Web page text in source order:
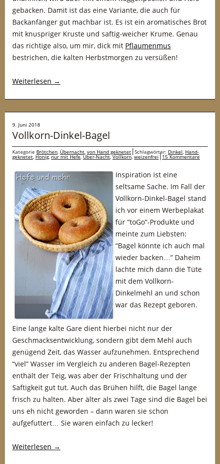
gebacken. Damit ist das eine Variante, die auch für
Backanfänger gut machbar ist. Es ist ein aromatisches Brot
mit knuspriger Kruste und saftig-weicher Krume. Genau
das richtige also, um mir, dick mit Pflaumenmus
bestrichen, die kalten Herbstmorgen zu versüßen!
Weiterlesen →
9. Juni 2018
Vollkorn-Dinkel-Bagel
Kategorie Brötchen, Übernacht, von Hand geknetet Schlagwörter: Dinkel, Hand-
geknetet, Honig,nur mit Hefe,Über-Nacht,Vollkorn,weizenfrei 15 Kommentare
Inspiration ist eine
seltsame Sache. Im Fall der
Vollkorn-Dinkel-Bagel stand
ich vor einem Werbeplakat
für “toGo”-Produkte und
meinte zum Liebsten:
“Bagel könnte ich auch mal
wieder backen…” Daheim
lachte mich dann die Tüte
mit dem Vollkorn-
Dinkelmehl an und schon
war das Rezept geboren.
Eine lange kalte Gare dient hierbei nicht nur der
Geschmacksentwicklung, sondern gibt dem Mehl auch
genügend Zeit, das Wasser aufzunehmen. Entsprechend
“viel” Wasser im Vergleich zu anderen Bagel-Rezepten
enthält der Teig, was aber der Frischhaltung und der
Saftigkeit gut tut. Auch das Brühen hilft, die Bagel lange
frisch zu halten. Aber älter als zwei Tage sind die Bagel bei
uns eh nicht geworden – dann waren sie schon
aufgefuttert… Sie waren einfach zu lecker!
Weiterlesen →